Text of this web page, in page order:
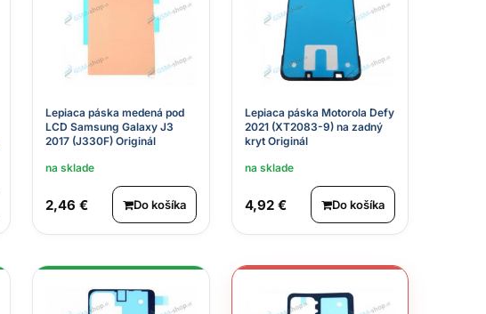
Lepiaca páska medená pod
LCD Samsung Galaxy J3
2017 (J330F) Originál
na sklade
2,46 € Do košíka
Lepiaca páska Motorola Defy
2021 (XT2083-9) na zadný
kryt Originál
na sklade
4,92 € Do košíka